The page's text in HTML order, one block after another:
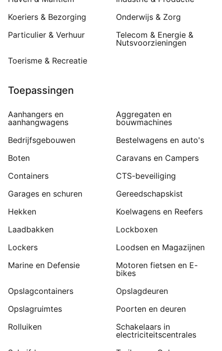
Koeriers & Bezorging
Onderwijs & Zorg
Particulier & Verhuur
Telecom & Energie &
Nutsvoorzieningen
Toerisme & Recreatie
Toepassingen
Aanhangers en
aanhangwagens
Aggregaten en
bouwmachines
Bedrijfsgebouwen
Bestelwagens en auto's
Boten
Caravans en Campers
Containers
CTS-beveiliging
Garages en schuren
Gereedschapskist
Hekken
Koelwagens en Reefers
Laadbakken
Lockboxen
Lockers
Loodsen en Magazijnen
Marine en Defensie
Motoren fietsen en E-
bikes
Opslagcontainers
Opslagdeuren
Opslagruimtes
Poorten en deuren
Rolluiken
Schakelaars in
electriciteitscentrales